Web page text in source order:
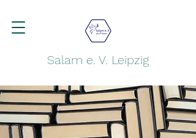
Salam e. V. Leipzig